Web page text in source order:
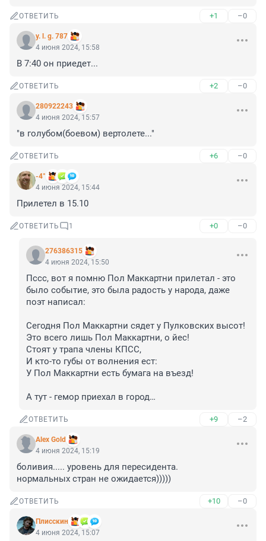
ОТВЕТИТЬ +1 –0
y. l. g. 787
4 июня 2024, 15:58
В 7:40 он приедет...
ОТВЕТИТЬ +2 –0
280922243
4 июня 2024, 15:57
"в голубом(боевом) вертолете..."
ОТВЕТИТЬ +6 –0
-4°
4 июня 2024, 15:44
Прилетел в 15.10
ОТВЕТИТЬ 1 +0 –0
276386315
4 июня 2024, 15:50
Пссс, вот я помню Пол Маккартни прилетал - это
было событие, это была радость у народа, даже
поэт написал:
Сегодня Пол Маккартни сядет у Пулковских высот!
Это всего лишь Пол Маккартни, о йес!
Стоят у трапа члены КПСС,
И кто-то губы от волнения ест:
У Пол Маккартни есть бумага на въезд!
А тут - гемор приехал в город…
ОТВЕТИТЬ +9 –2
Alex Gold
4 июня 2024, 15:19
боливия..... уровень для пересидента.
нормальных стран не ожидается)))))
ОТВЕТИТЬ +10 –0
Плисскин
4 июня 2024, 15:07